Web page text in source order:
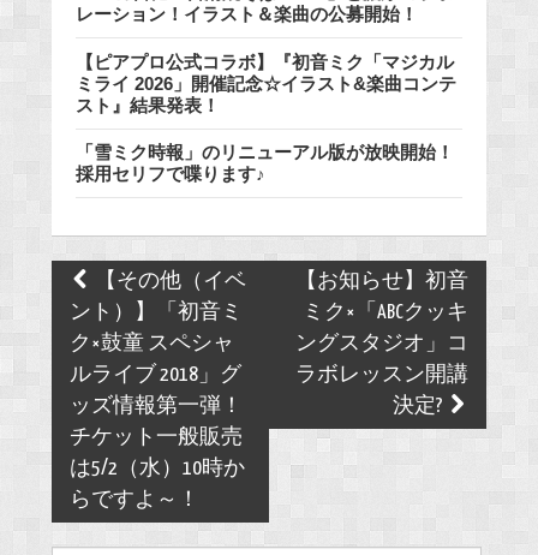
レーション！イラスト＆楽曲の公募開始！
【ピアプロ公式コラボ】『初音ミク「マジカル
ミライ 2026」開催記念☆イラスト&楽曲コンテ
スト』結果発表！
「雪ミク時報」のリニューアル版が放映開始！
採用セリフで喋ります♪
Post
navigation
【その他（イベ
ント）】「初音ミ
ク×鼓童 スペシャ
ルライブ 2018」グ
ッズ情報第一弾！
チケット一般販売
は5/2（水）10時か
らですよ～！
【お知らせ】初音
ミク×「ABCクッキ
ングスタジオ」コ
ラボレッスン開講
決定?